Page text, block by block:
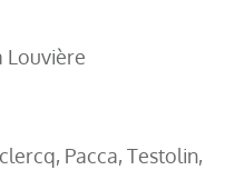
Louvière
Pacca, Testolin,